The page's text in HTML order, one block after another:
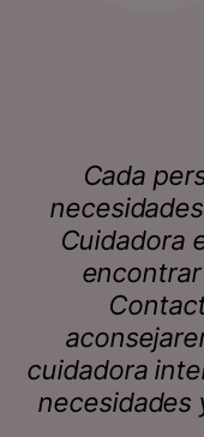
Cada
Cuidadora
cuidadora
necesidades